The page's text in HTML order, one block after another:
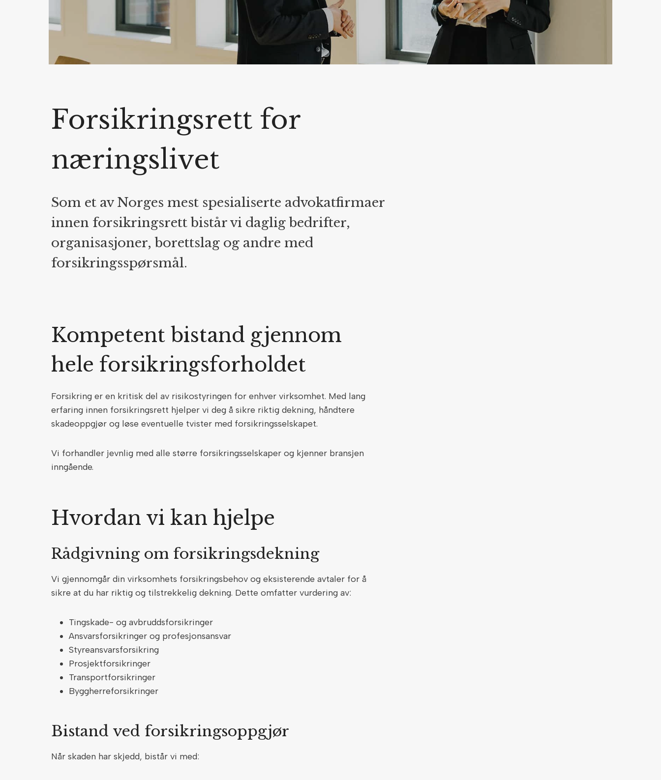
Forsikringsrett for
næringslivet
Som et av Norges mest spesialiserte advokatfirmaer
innen forsikringsrett bistår vi daglig bedrifter,
organisasjoner, borettslag og andre med
forsikringsspørsmål.
Kompetent bistand gjennom
hele forsikringsforholdet
Forsikring er en kritisk del av risikostyringen for enhver virksomhet. Med lang
erfaring innen forsikringsrett hjelper vi deg å sikre riktig dekning, håndtere
skadeoppgjør og løse eventuelle tvister med forsikringsselskapet.
Vi forhandler jevnlig med alle større forsikringsselskaper og kjenner bransjen
inngående.
Hvordan vi kan hjelpe
Rådgivning om forsikringsdekning
Vi gjennomgår din virksomhets forsikringsbehov og eksisterende avtaler for å
sikre at du har riktig og tilstrekkelig dekning. Dette omfatter vurdering av:
Tingskade- og avbruddsforsikringer
Ansvarsforsikringer og profesjonsansvar
Styreansvarsforsikring
Prosjektforsikringer
Transportforsikringer
Byggherreforsikringer
Bistand ved forsikringsoppgjør
Når skaden har skjedd, bistår vi med: